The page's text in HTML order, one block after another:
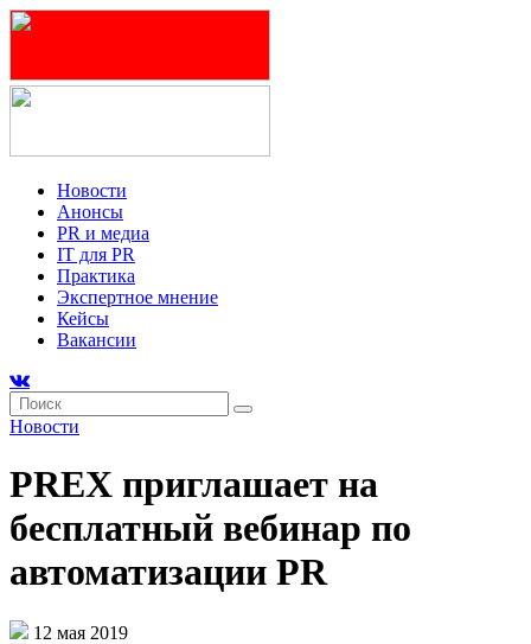
Новости
Анонсы
PR и медиа
IT для PR
Практика
Экспертное мнение
Кейсы
Вакансии
Новости
PREX приглашает на
бесплатный вебинар по
автоматизации PR
12 мая 2019